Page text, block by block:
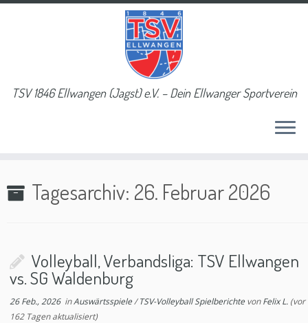
TSV 1846 Ellwangen (Jagst) e.V. – Dein Ellwanger Sportverein
Tagesarchiv: 26. Februar 2026
Volleyball, Verbandsliga: TSV Ellwangen
vs. SG Waldenburg
26 Feb., 2026inAuswärtsspiele/TSV-Volleyball Spielberichte vonFelix L. (vor
162 Tagen aktualisiert)